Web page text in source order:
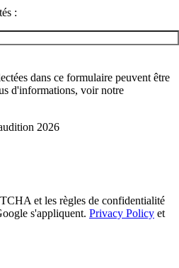
:
dans ce formulaire peuvent être
d'informations, voir notre
2026
et les règles de confidentialité
s'appliquent. Privacy Policy et